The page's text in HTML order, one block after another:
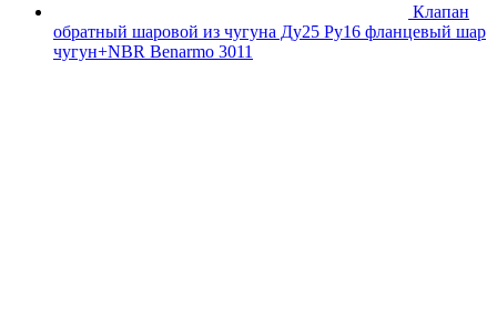
Клапан
обратный шаровой из чугуна Ду25 Ру16 фланцевый шар
чугун+NBR Benarmo 3011